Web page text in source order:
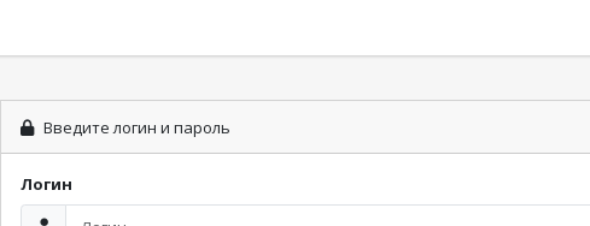
Введите логин и пароль
Логин